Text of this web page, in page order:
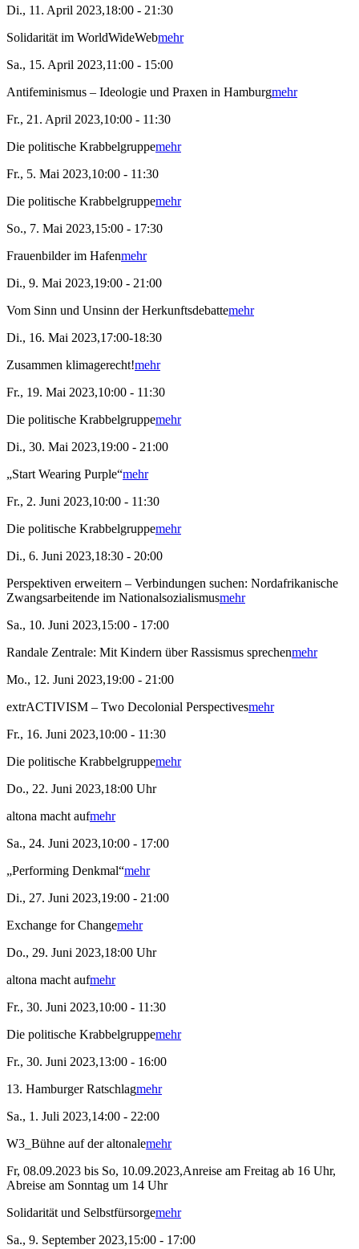
Di., 11. April 2023,18:00 - 21:30
Solidarität im WorldWideWebmehr
Sa., 15. April 2023,11:00 - 15:00
Antifeminismus – Ideologie und Praxen in Hamburgmehr
Fr., 21. April 2023,10:00 - 11:30
Die politische Krabbelgruppemehr
Fr., 5. Mai 2023,10:00 - 11:30
Die politische Krabbelgruppemehr
So., 7. Mai 2023,15:00 - 17:30
Frauenbilder im Hafenmehr
Di., 9. Mai 2023,19:00 - 21:00
Vom Sinn und Unsinn der Herkunftsdebattemehr
Di., 16. Mai 2023,17:00-18:30
Zusammen klimagerecht!mehr
Fr., 19. Mai 2023,10:00 - 11:30
Die politische Krabbelgruppemehr
Di., 30. Mai 2023,19:00 - 21:00
„Start Wearing Purple“mehr
Fr., 2. Juni 2023,10:00 - 11:30
Die politische Krabbelgruppemehr
Di., 6. Juni 2023,18:30 - 20:00
Perspektiven erweitern – Verbindungen suchen: Nordafrikanische
Zwangsarbeitende im Nationalsozialismusmehr
Sa., 10. Juni 2023,15:00 - 17:00
Randale Zentrale: Mit Kindern über Rassismus sprechenmehr
Mo., 12. Juni 2023,19:00 - 21:00
extrACTIVISM – Two Decolonial Perspectivesmehr
Fr., 16. Juni 2023,10:00 - 11:30
Die politische Krabbelgruppemehr
Do., 22. Juni 2023,18:00 Uhr
altona macht aufmehr
Sa., 24. Juni 2023,10:00 - 17:00
„Performing Denkmal“mehr
Di., 27. Juni 2023,19:00 - 21:00
Exchange for Changemehr
Do., 29. Juni 2023,18:00 Uhr
altona macht aufmehr
Fr., 30. Juni 2023,10:00 - 11:30
Die politische Krabbelgruppemehr
Fr., 30. Juni 2023,13:00 - 16:00
13. Hamburger Ratschlagmehr
Sa., 1. Juli 2023,14:00 - 22:00
W3_Bühne auf der altonalemehr
Fr, 08.09.2023 bis So, 10.09.2023,Anreise am Freitag ab 16 Uhr,
Abreise am Sonntag um 14 Uhr
Solidarität und Selbstfürsorgemehr
Sa., 9. September 2023,15:00 - 17:00